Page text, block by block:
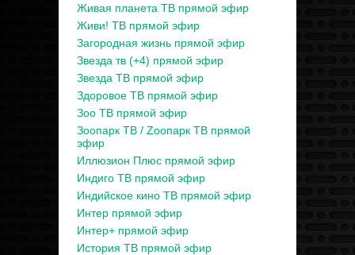
Живая планета ТВ прямой эфир
Живи! ТВ прямой эфир
Загородная жизнь прямой эфир
Звезда тв (+4) прямой эфир
Звезда ТВ прямой эфир
Здоровое ТВ прямой эфир
Зоо ТВ прямой эфир
Зоопарк ТВ / Zooпарк ТВ прямой
эфир
Иллюзион Плюс прямой эфир
Индиго ТВ прямой эфир
Индийское кино ТВ прямой эфир
Интер прямой эфир
Интер+ прямой эфир
История ТВ прямой эфир